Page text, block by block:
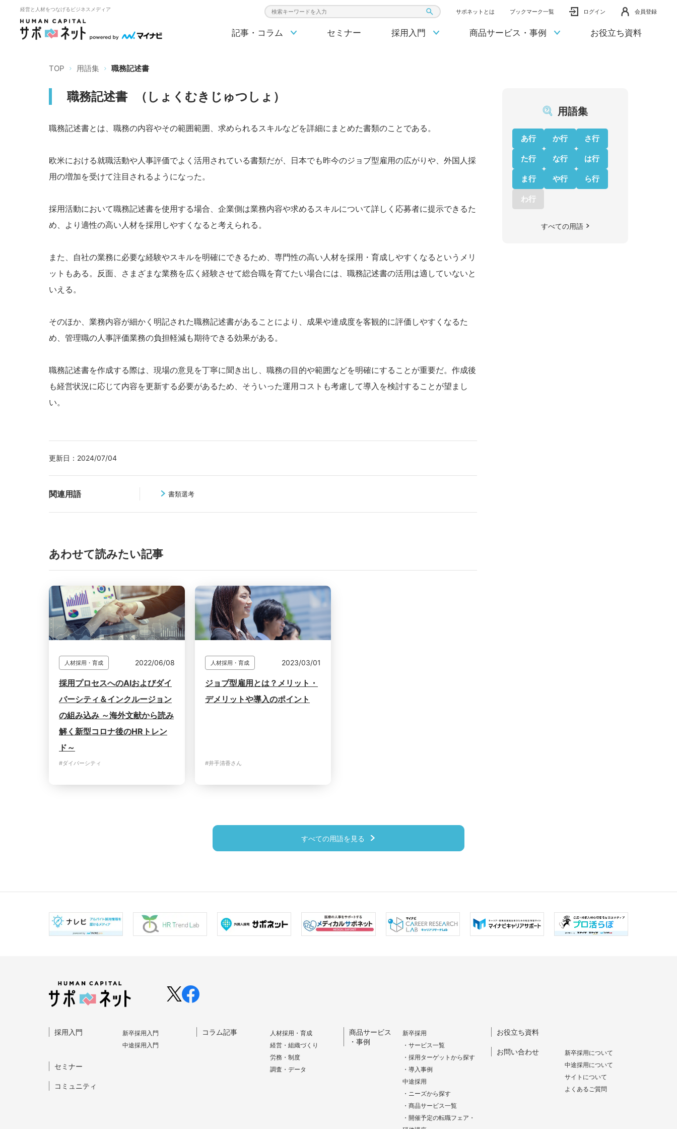
経営と人材をつなげるビジネスメディア
検索キーワード入力 サポネットとは ブックマーク一覧 ログイン 会員登録
記事・コラム セミナー 採用入門 商品サービス・事例 お役立ち資料
TOP 用語集 職務記述書
職務記述書 （ しょくむきじゅつしょ ）
職務記述書とは、職務の内容やその範囲範囲、求められるスキルなどを詳細にまとめた書類のことである。
欧米における就職活動や人事評価でよく活用されている書類だが、日本でも昨今のジョブ型雇用の広がりや、外国人採
用の増加を受けて注目されるようになった。
採用活動において職務記述書を使用する場合、企業側は業務内容や求めるスキルについて詳しく応募者に提示できるた
め、より適性の高い人材を採用しやすくなると考えられる。
また、自社の業務に必要な経験やスキルを明確にできるため、専門性の高い人材を採用・育成しやすくなるというメリ
ットもある。反面、さまざまな業務を広く経験させて総合職を育てたい場合には、職務記述書の活用は適していないと
いえる。
そのほか、業務内容が細かく明記された職務記述書があることにより、成果や達成度を客観的に評価しやすくなるた
め、管理職の人事評価業務の負担軽減も期待できる効果がある。
職務記述書を作成する際は、現場の意見を丁寧に聞き出し、職務の目的や範囲などを明確にすることが重要だ。作成後
も経営状況に応じて内容を更新する必要があるため、そういった運用コストも考慮して導入を検討することが望まし
い。
更新日： 2024/07/04
関連用語 書類選考
あわせて読みたい記事
人材採用・育成 2022/06/08
採用プロセスへのAIおよびダイ
バーシティ＆インクルージョン
の組み込み ～海外文献から読み
解く新型コロナ後のHRトレン
ド～
#ダイバーシティ
人材採用・育成 2023/03/01
ジョブ型雇用とは？メリット・
デメリットや導入のポイント
#井手清香さん
用語集
あ行 か行 さ行
た行 な行 は行
ま行 や行 ら行
わ行
すべての用語
すべての用語を見る
採⽤⼊⾨
新卒採⽤⼊⾨
中途採⽤⼊⾨
セミナー
コミュニティ
コラム記事
人材採用・育成
経営・組織づくり
労務・制度
調査・データ
商品サービス
・事例
新卒採用
・サービス一覧
・採用ターゲットから探す
・導入事例
中途採用
・ニーズから探す
・商品サービス一覧
・開催予定の転職フェア・
お役立ち資料
お問い合わせ
新卒採⽤について
中途採⽤について
サイトについて
よくあるご質問